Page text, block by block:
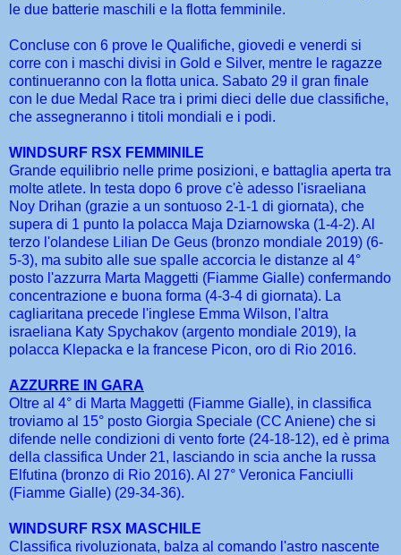
le due batterie maschili e la flotta femminile.
Concluse con 6 prove le Qualifiche, giovedi e venerdi si
corre con i maschi divisi in Gold e Silver, mentre le ragazze
continueranno con la flotta unica. Sabato 29 il gran finale
con le due Medal Race tra i primi dieci delle due classifiche,
che assegneranno i titoli mondiali e i podi.
WINDSURF RSX FEMMINILE
Grande equilibrio nelle prime posizioni, e battaglia aperta tra
molte atlete. In testa dopo 6 prove c'è adesso l'israeliana
Noy Drihan (grazie a un sontuoso 2-1-1 di giornata), che
supera di 1 punto la polacca Maja Dziarnowska (1-4-2). Al
terzo l'olandese Lilian De Geus (bronzo mondiale 2019) (6-
5-3), ma subito alle sue spalle accorcia le distanze al 4°
posto l'azzurra Marta Maggetti (Fiamme Gialle) confermando
concentrazione e buona forma (4-3-4 di giornata). La
cagliaritana precede l'inglese Emma Wilson, l'altra
israeliana Katy Spychakov (argento mondiale 2019), la
polacca Klepacka e la francese Picon, oro di Rio 2016.
AZZURRE IN GARA
Oltre al 4° di Marta Maggetti (Fiamme Gialle), in classifica
troviamo al 15° posto Giorgia Speciale (CC Aniene) che si
difende nelle condizioni di vento forte (24-18-12), ed è prima
della classifica Under 21, lasciando in scia anche la russa
Elfutina (bronzo di Rio 2016). Al 27° Veronica Fanciulli
(Fiamme Gialle) (29-34-36).
WINDSURF RSX MASCHILE
Classifica rivoluzionata, balza al comando l'astro nascente